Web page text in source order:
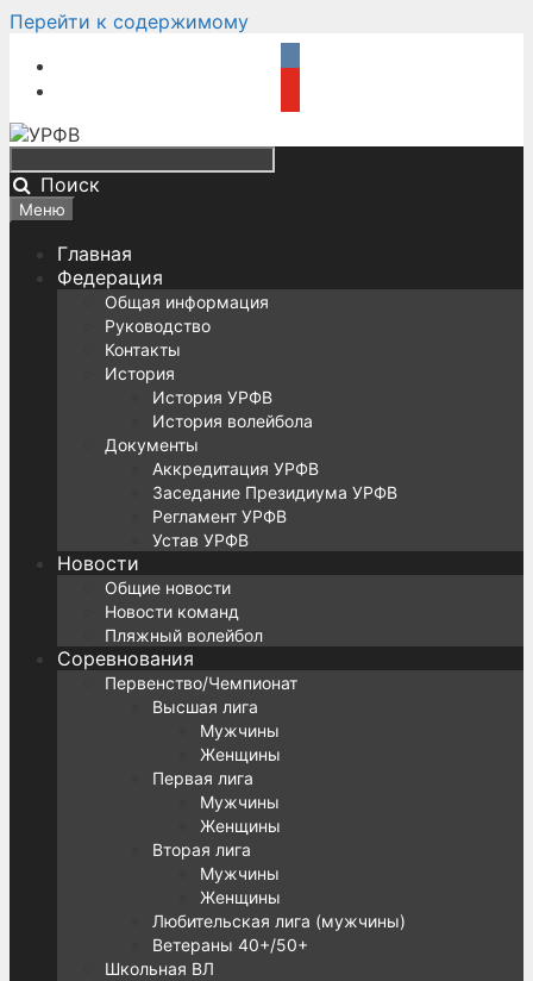
Перейти к содержимому
Поиск
Меню
Главная
Федерация
Общая информация
Руководство
Контакты
История
История УРФВ
История волейбола
Документы
Аккредитация УРФВ
Заседание Президиума УРФВ
Регламент УРФВ
Устав УРФВ
Новости
Общие новости
Новости команд
Пляжный волейбол
Соревнования
Первенство/Чемпионат
Высшая лига
Мужчины
Женщины
Первая лига
Мужчины
Женщины
Вторая лига
Мужчины
Женщины
Любительская лига (мужчины)
Ветераны 40+/50+
Школьная ВЛ